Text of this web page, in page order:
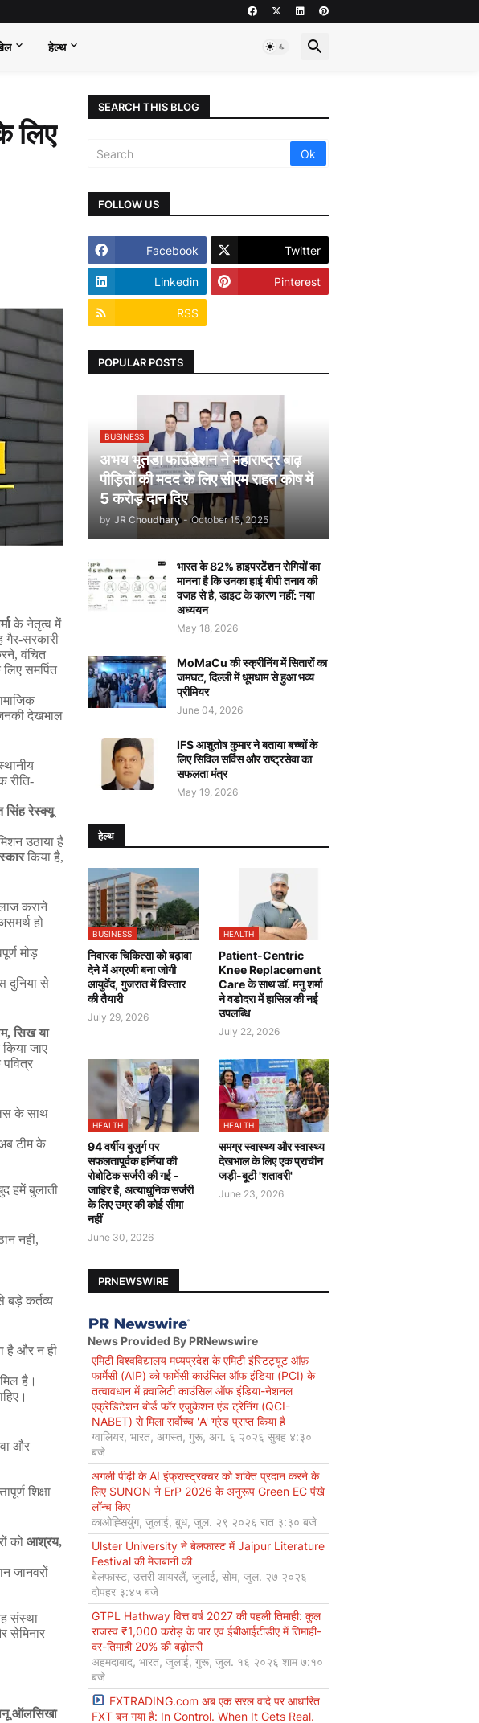
हेल्थ
लिए
के नेतृत्व में
गैर-सरकारी
, वंचित
लिए समर्पित
देखभाल
रीति-
सिंह रेस्क्यू
उठाया है
किया है,
कराने
हो
मोड़
दुनिया से
,सिख या
किया जाए —
पवित्र
के साथ
टीम के
हमें बुलाती
नहीं,
बड़े कर्तव्य
है और न ही
है।
और
शिक्षा
को आश्रय,
जानवरों
संस्था
सेमिनार
ऑलसिखा
SEARCH THIS BLOG
FOLLOW US
Facebook Twitter
Linkedin Pinterest
RSS
POPULAR POSTS
BUSINESS
अभय भूतडा फाउंडेशन ने महाराष्ट्र बाढ़
पीड़ितों की मदद के लिए सीएम राहत कोष में
5 करोड़ दान दिए
by JR Choudhary - October 15, 2025
भारत के 82% हाइपरटेंशन रोगियों का
मानना है कि उनका हाई बीपी तनाव की
वजह से है, डाइट के कारण नहीं: नया
अध्ययन
May 18, 2026
MoMaCu की स्क्रीनिंग में सितारों का
जमघट, दिल्ली में धूमधाम से हुआ भव्य
प्रीमियर
June 04, 2026
IFS आशुतोष कुमार ने बताया बच्चों के
लिए सिविल सर्विस और राष्ट्रसेवा का
सफलता मंत्र
May 19, 2026
हेल्थ
BUSINESS
निवारक चिकित्सा को बढ़ावा
देने में अग्रणी बना जोगी
आयुर्वेद, गुजरात में विस्तार
की तैयारी
July 29, 2026
HEALTH
Patient-Centric
Knee Replacement
Care के साथ डॉ. मनु शर्मा
ने वडोदरा में हासिल की नई
उपलब्धि
July 22, 2026
HEALTH
94 वर्षीय बुज़ुर्ग पर
सफलतापूर्वक हर्निया की
रोबोटिक सर्जरी की गई -
जाहिर है, अत्याधुनिक सर्जरी
के लिए उम्र की कोई सीमा
नहीं
June 30, 2026
HEALTH
समग्र स्वास्थ्य और स्वास्थ्य
देखभाल के लिए एक प्राचीन
जड़ी-बूटी 'शतावरी'
June 23, 2026
PRNEWSWIRE
News Provided By PRNewswire
एमिटी विश्वविद्यालय मध्यप्रदेश के एमिटी इंस्टिट्यूट ऑफ़
फार्मेसी (AIP) को फार्मेसी काउंसिल ऑफ इंडिया (PCI) के
तत्वावधान में क़्वालिटी काउंसिल ऑफ इंडिया-नेशनल
एक्रेडिटेशन बोर्ड फॉर एजुकेशन एंड ट्रेनिंग (QCI-
NABET) से मिला सर्वोच्च 'A' ग्रेड प्राप्त किया है
ग्वालियर, भारत, अगस्त, गुरू, अग. ६ २०२६ सुबह ४:३०
बजे
अगली पीढ़ी के AI इंफ्रास्ट्रक्चर को शक्ति प्रदान करने के
लिए SUNON ने ErP 2026 के अनुरूप Green EC पंखे
लॉन्च किए
काओह्सियुंग, जुलाई, बुध, जुल. २९ २०२६ रात ३:३० बजे
Ulster University ने बेलफास्ट में Jaipur Literature
Festival की मेजबानी की
बेलफास्ट, उत्तरी आयरलैं, जुलाई, सोम, जुल. २७ २०२६
दोपहर ३:४५ बजे
GTPL Hathway वित्त वर्ष 2027 की पहली तिमाही: कुल
राजस्व ₹1,000 करोड़ के पार एवं ईबीआईटीडीए में तिमाही-
दर-तिमाही 20% की बढ़ोतरी
अहमदाबाद, भारत, जुलाई, गुरू, जुल. १६ २०२६ शाम ७:१०
बजे
FXTRADING.com अब एक सरल वादे पर आधारित
FXT बन गया है: In Control. When It Gets Real.